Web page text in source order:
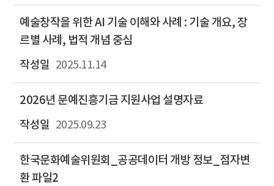
예술창작을 위한 AI 기술 이해와 사례 : 기술 개요, 장
르별 사례, 법적 개념 중심
2025.11.14
2026년 문예진흥기금 지원사업 설명자료
2025.09.23
한국문화예술위원회_공공데이터 개방 정보_점자변
환 파일2